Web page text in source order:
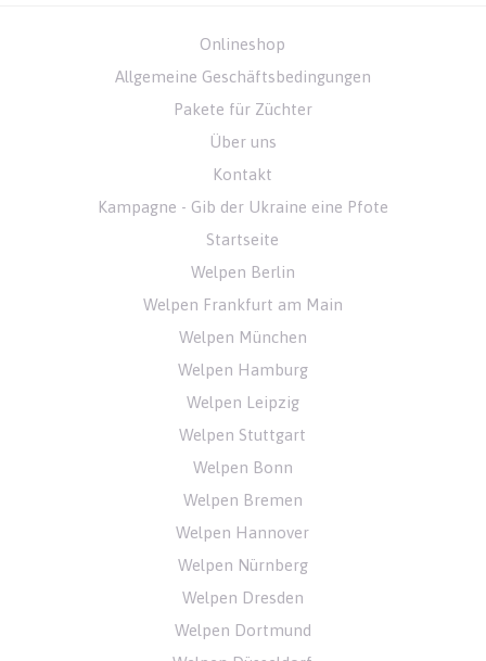
Onlineshop
Allgemeine Geschäftsbedingungen
Pakete für Züchter
Über uns
Kontakt
Kampagne - Gib der Ukraine eine Pfote
Startseite
Welpen Berlin
Welpen Frankfurt am Main
Welpen München
Welpen Hamburg
Welpen Leipzig
Welpen Stuttgart
Welpen Bonn
Welpen Bremen
Welpen Hannover
Welpen Nürnberg
Welpen Dresden
Welpen Dortmund